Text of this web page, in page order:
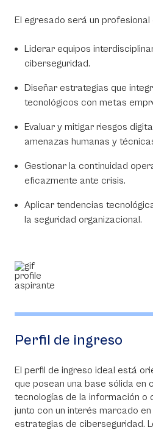
El egresado será un profesional
Liderar equipos
ciberseguridad.
Diseñar estrategias que
tecnológicos con metas
Evaluar y mitigar riesgos
amenazas humanas y
Gestionar la continuidad
eficazmente ante crisis.
Aplicar tendencias
la seguridad organizacional.
Perfil de ingreso
El perfil de ingreso ideal está
que posean una base sólida en
tecnologías de la información o
junto con un interés marcado
estrategias de ciberseguridad.